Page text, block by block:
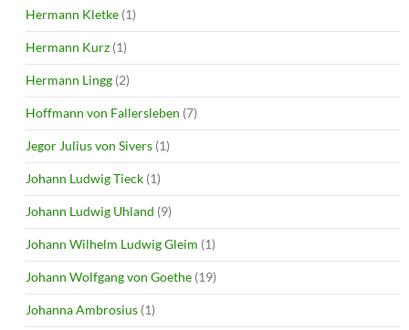
Hermann Kletke (1)
Hermann Kurz (1)
Hermann Lingg (2)
Hoffmann von Fallersleben (7)
Jegor Julius von Sivers (1)
Johann Ludwig Tieck (1)
Johann Ludwig Uhland (9)
Johann Wilhelm Ludwig Gleim (1)
Johann Wolfgang von Goethe (19)
Johanna Ambrosius (1)